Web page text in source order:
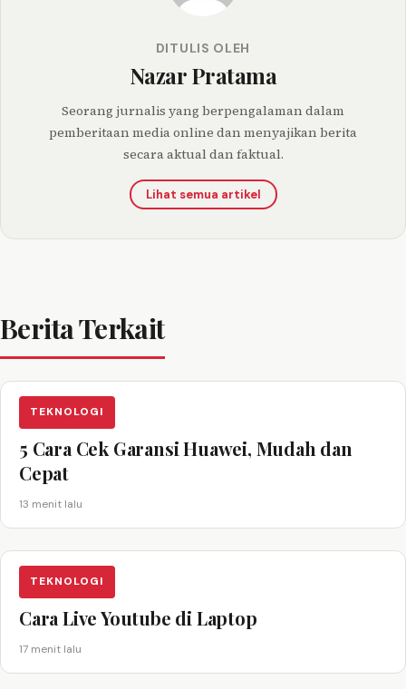
DITULIS OLEH
Nazar Pratama
Seorang jurnalis yang berpengalaman dalam
pemberitaan media online dan menyajikan berita
secara aktual dan faktual.
Lihat semua artikel
Berita Terkait
TEKNOLOGI
5 Cara Cek Garansi Huawei, Mudah dan
Cepat
13 menit lalu
TEKNOLOGI
Cara Live Youtube di Laptop
17 menit lalu